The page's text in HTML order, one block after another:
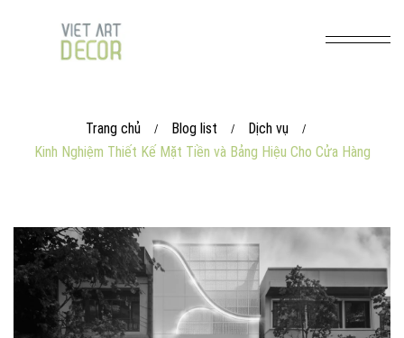
Trang chủ / Blog list / Dịch vụ /
Kinh Nghiệm Thiết Kế Mặt Tiền và Bảng Hiệu Cho Cửa Hàng